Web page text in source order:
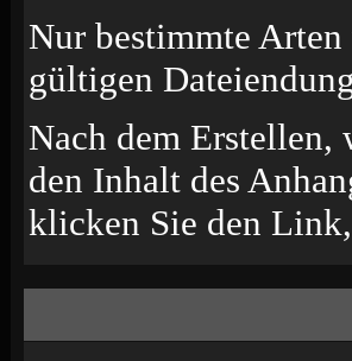
Nur bestimmte
gültigen
Nach dem
den Inhalt des
klicken Sie den